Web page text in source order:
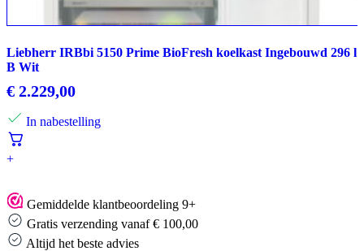
Liebherr IRBbi 5150 Prime BioFresh koelkast Ingebouwd 296 l
B Wit
€ 2.229,00
In nabestelling
+
Gemiddelde klantbeoordeling 9+
Gratis verzending vanaf € 100,00
Altijd het beste advies